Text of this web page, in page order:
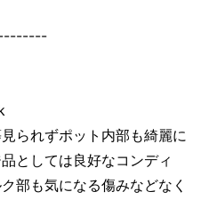
れずポット内部も綺麗に
としては良好なコンディ
部も気になる傷みなどなく